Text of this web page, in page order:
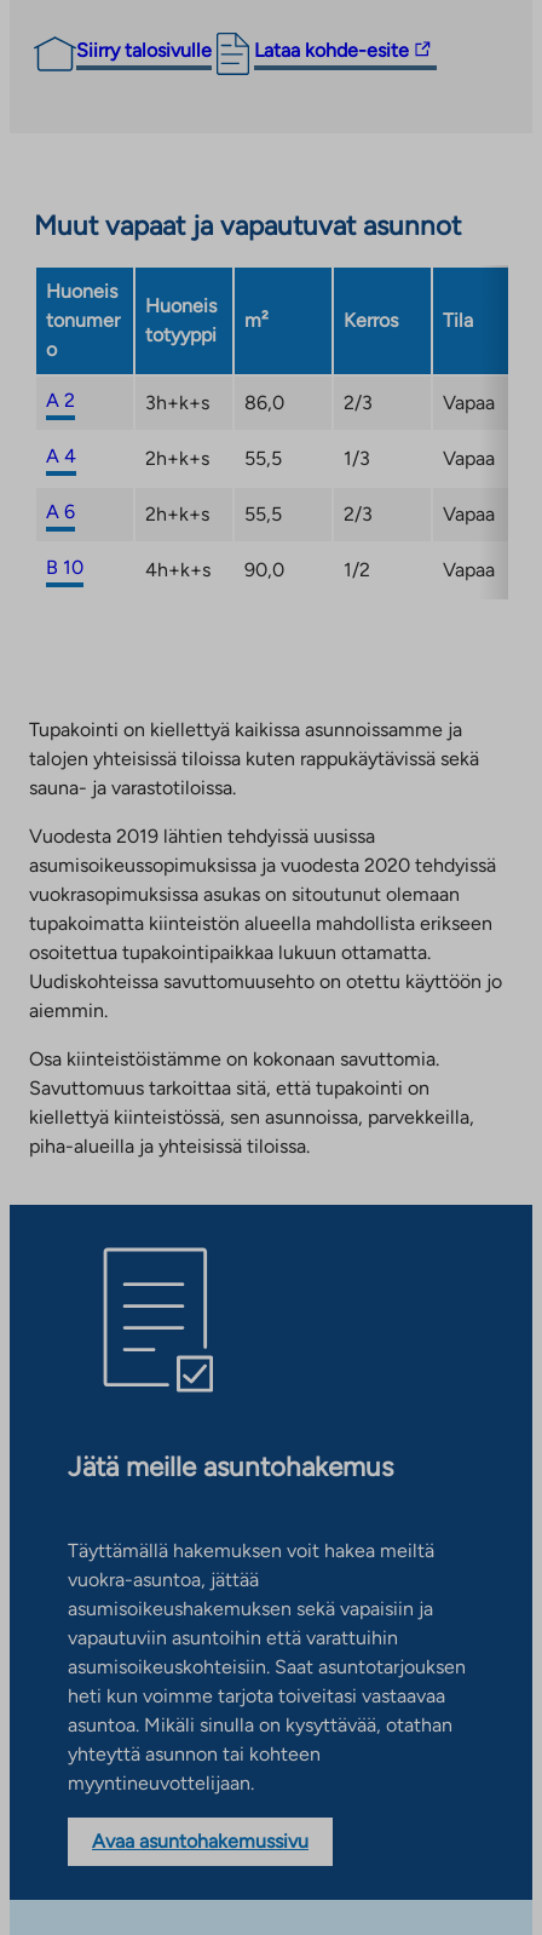
Siirry talosivulle Lataa kohde-esite
Linkki
uuteen
Muut vapaat ja vapautuvat asunnot
Huoneis
tonumer
o
Huoneis
totyyppi
m² Kerros Tila
A 2 3h+k+s 86,0 2/3 Vapaa
A 4 2h+k+s 55,5 1/3 Vapaa
A 6 2h+k+s 55,5 2/3 Vapaa
B 10 4h+k+s 90,0 1/2 Vapaa
Tupakointi on kiellettyä kaikissa asunnoissamme ja
talojen yhteisissä tiloissa kuten rappukäytävissä sekä
sauna- ja varastotiloissa.
Vuodesta 2019 lähtien tehdyissä uusissa
asumisoikeussopimuksissa ja vuodesta 2020 tehdyissä
vuokrasopimuksissa asukas on sitoutunut olemaan
tupakoimatta kiinteistön alueella mahdollista erikseen
osoitettua tupakointipaikkaa lukuun ottamatta.
Uudiskohteissa savuttomuusehto on otettu käyttöön jo
aiemmin.
Osa kiinteistöistämme on kokonaan savuttomia.
Savuttomuus tarkoittaa sitä, että tupakointi on
kiellettyä kiinteistössä, sen asunnoissa, parvekkeilla,
piha-alueilla ja yhteisissä tiloissa.
Jätä meille asuntohakemus
Täyttämällä hakemuksen voit hakea meiltä
vuokra-asuntoa, jättää
asumisoikeushakemuksen sekä vapaisiin ja
vapautuviin asuntoihin että varattuihin
asumisoikeuskohteisiin. Saat asuntotarjouksen
heti kun voimme tarjota toiveitasi vastaavaa
asuntoa. Mikäli sinulla on kysyttävää, otathan
yhteyttä asunnon tai kohteen
myyntineuvottelijaan.
Avaa asuntohakemussivu